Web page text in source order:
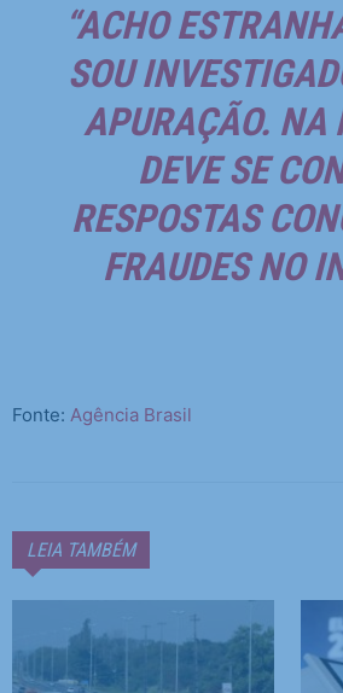
“ACHO
SOU
APURAÇÃO. NA
DEVE SE
RESPOSTAS
FRAUDES NO
Fonte: Agência Brasil
LEIA TAMBÉM